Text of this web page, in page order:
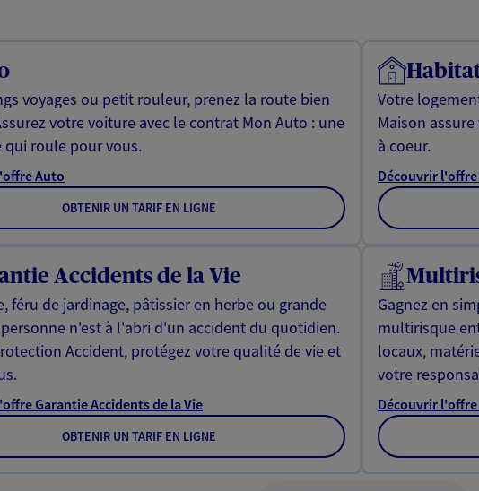
voyages ou petit rouleur, prenez la route bien
votre voiture avec le contrat Mon Auto : une
qui roule pour vous.
Auto
OBTENIR UN TARIF EN LIGNE
Votre
Maison
à coeur.
Découvrir
Accidents de la Vie
féru de jardinage, pâtissier en herbe ou grande
n'est à l'abri d'un accident du quotidien.
Accident, protégez votre qualité de vie et
Garantie Accidents de la Vie
OBTENIR UN TARIF EN LIGNE
Gagnez en
multirisque
locaux,
votre
Découvrir